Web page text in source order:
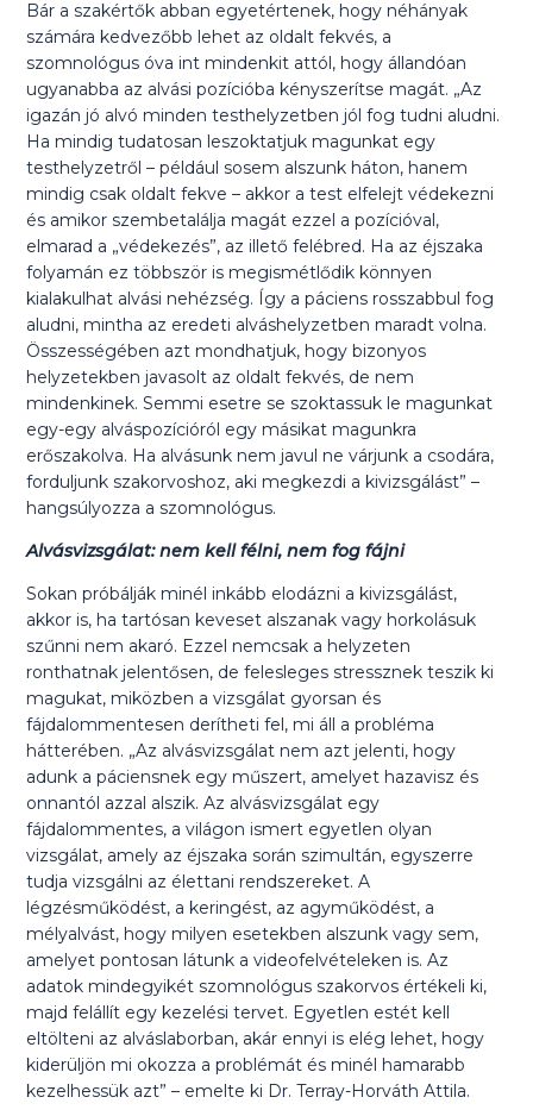
Bár a szakértők abban egyetértenek, hogy néhányak
számára kedvezőbb lehet az oldalt fekvés, a
szomnológus óva int mindenkit attól, hogy állandóan
ugyanabba az alvási pozícióba kényszerítse magát. „Az
igazán jó alvó minden testhelyzetben jól fog tudni aludni.
Ha mindig tudatosan leszoktatjuk magunkat egy
testhelyzetről – például sosem alszunk háton, hanem
mindig csak oldalt fekve – akkor a test elfelejt védekezni
és amikor szembetalálja magát ezzel a pozícióval,
elmarad a „védekezés”, az illető felébred. Ha az éjszaka
folyamán ez többször is megismétlődik könnyen
kialakulhat alvási nehézség. Így a páciens rosszabbul fog
aludni, mintha az eredeti alváshelyzetben maradt volna.
Összességében azt mondhatjuk, hogy bizonyos
helyzetekben javasolt az oldalt fekvés, de nem
mindenkinek. Semmi esetre se szoktassuk le magunkat
egy-egy alváspozícióról egy másikat magunkra
erőszakolva. Ha alvásunk nem javul ne várjunk a csodára,
forduljunk szakorvoshoz, aki megkezdi a kivizsgálást” –
hangsúlyozza a szomnológus.
Alvásvizsgálat: nem kell félni, nem fog fájni
Sokan próbálják minél inkább elodázni a kivizsgálást,
akkor is, ha tartósan keveset alszanak vagy horkolásuk
szűnni nem akaró. Ezzel nemcsak a helyzeten
ronthatnak jelentősen, de felesleges stressznek teszik ki
magukat, miközben a vizsgálat gyorsan és
fájdalommentesen derítheti fel, mi áll a probléma
hátterében. „Az alvásvizsgálat nem azt jelenti, hogy
adunk a páciensnek egy műszert, amelyet hazavisz és
onnantól azzal alszik. Az alvásvizsgálat egy
fájdalommentes, a világon ismert egyetlen olyan
vizsgálat, amely az éjszaka során szimultán, egyszerre
tudja vizsgálni az élettani rendszereket. A
légzésműködést, a keringést, az agyműködést, a
mélyalvást, hogy milyen esetekben alszunk vagy sem,
amelyet pontosan látunk a videofelvételeken is. Az
adatok mindegyikét szomnológus szakorvos értékeli ki,
majd felállít egy kezelési tervet. Egyetlen estét kell
eltölteni az alváslaborban, akár ennyi is elég lehet, hogy
kiderüljön mi okozza a problémát és minél hamarabb
kezelhessük azt” – emelte ki Dr. Terray-Horváth Attila.